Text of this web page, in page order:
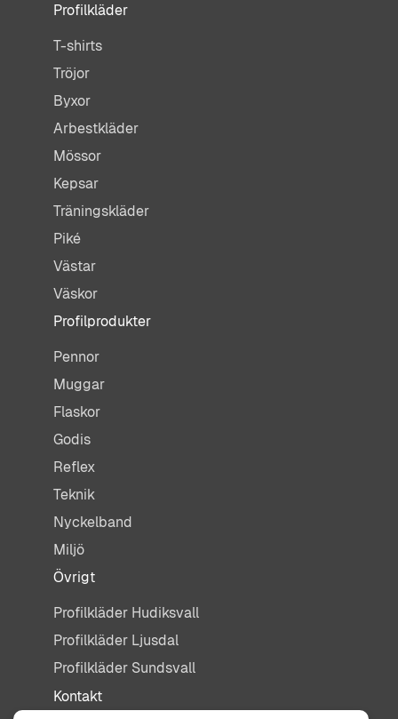
Profilkläder
T-shirts
Tröjor
Byxor
Arbestkläder
Mössor
Kepsar
Träningskläder
Piké
Västar
Väskor
Profilprodukter
Pennor
Muggar
Flaskor
Godis
Reflex
Teknik
Nyckelband
Miljö
Övrigt
Profilkläder Hudiksvall
Profilkläder Ljusdal
Profilkläder Sundsvall
Kontakt